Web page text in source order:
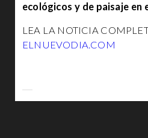
ecológicos y de paisaje en
LEA LA NOTICIA
ELNUEVODIA.COM